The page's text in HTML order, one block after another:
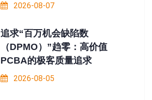
2026-08-07
追求“百万机会缺陷数
（DPMO）”趋零：高价值
PCBA的极客质量追求
2026-08-05